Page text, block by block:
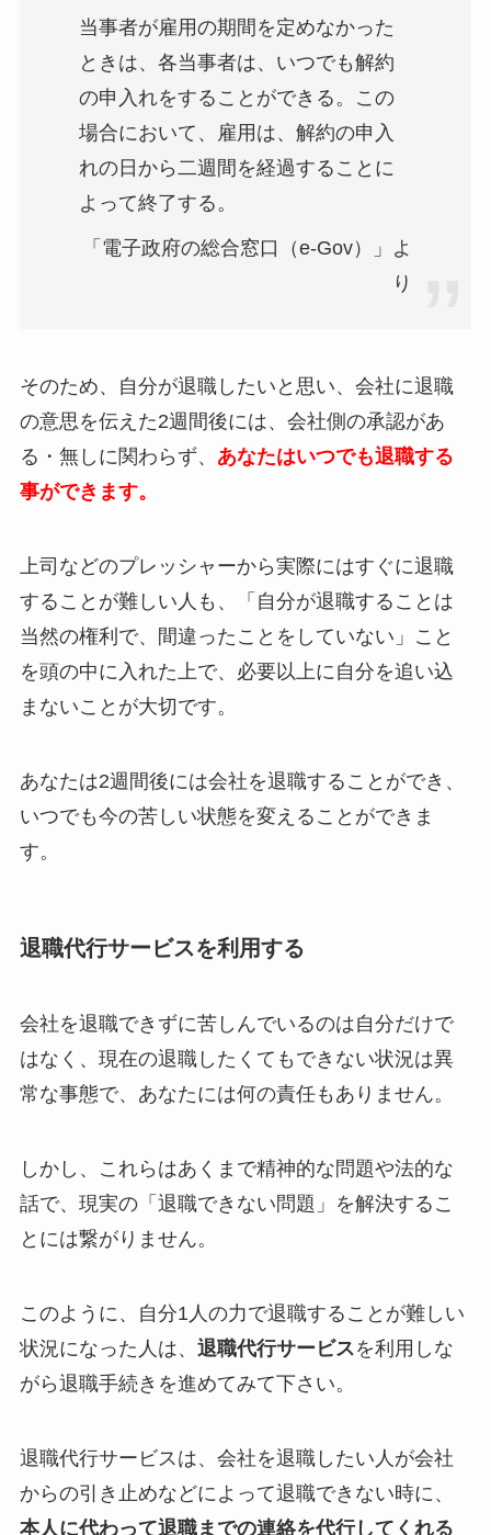
当事者が雇用の期間を定めなかった
ときは、各当事者は、いつでも解約
の申入れをすることができる。この
場合において、雇用は、解約の申入
れの日から二週間を経過することに
よって終了する。
「電子政府の総合窓口（e-Gov）」よ
り
そのため、自分が退職したいと思い、会社に退職
の意思を伝えた2週間後には、会社側の承認があ
る・無しに関わらず、 あなたはいつでも退職する
事ができます。
上司などのプレッシャーから実際にはすぐに退職
することが難しい人も、「自分が退職することは
当然の権利で、間違ったことをしていない」こと
を頭の中に入れた上で、必要以上に自分を追い込
まないことが大切です。
あなたは2週間後には会社を退職することができ、
いつでも今の苦しい状態を変えることができま
す。
退職代行サービスを利用する
会社を退職できずに苦しんでいるのは自分だけで
はなく、現在の退職したくてもできない状況は異
常な事態で、あなたには何の責任もありません。
しかし、これらはあくまで精神的な問題や法的な
話で、現実の「退職できない問題」を解決するこ
とには繋がりません。
このように、自分1人の力で退職することが難しい
状況になった人は、 退職代行サービスを利用しな
がら退職手続きを進めてみて下さい。
退職代行サービスは、会社を退職したい人が会社
からの引き止めなどによって退職できない時に、
本人に代わって退職までの連絡を代行してくれる